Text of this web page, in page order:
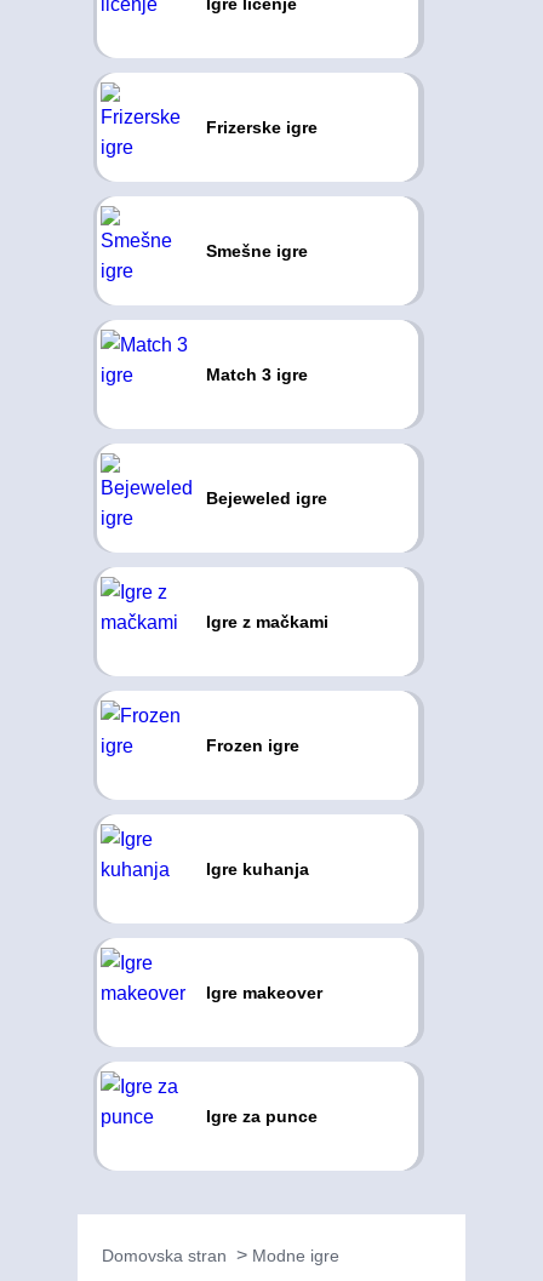
Frizerske igre
Smešne igre
Match 3 igre
Bejeweled igre
Igre z mačkami
Frozen igre
Igre kuhanja
Igre makeover
Igre za punce
Domovska stran Modne igre